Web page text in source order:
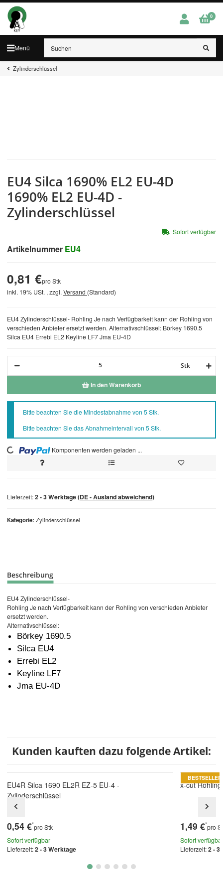
Menü
0
Zylinderschlüssel
EU4 Silca 1690% EL2 EU-4D
1690% EL2 EU-4D -
Zylinderschlüssel
Artikelnummer EU4
Kategorie Zylinderschlüssel
EU4 Zylinderschlüssel- Rohling Je nach Verfügbarkeit kann der Rohling von
verschieden Anbieter ersetzt werden. Alternativschlüssel: Börkey 1690.5
Silca EU4 Errebi EL2 Keyline LF7 Jma EU-4D
0,81 €pro Stk
inkl. 19% USt. , zzgl. Versand (Standard)
Stk
In den Warenkorb
xBitte beachten Sie die Mindestabnahme von 5 Stk.
Bitte beachten Sie das Abnahmeintervall von 5 Stk.
Loading... Komponenten werden geladen ...
Sofort verfügbar
Lieferzeit:2 - 3 Werktage(DE - Ausland abweichend)
Beschreibung
EU4 Zylinderschlüssel-
Rohling Je nach Verfügbarkeit kann der Rohling von verschieden Anbieter
ersetzt werden.
Alternativschlüssel:
Börkey 1690.5
Silca EU4
Errebi EL2
Keyline LF7
Jma EU-4D
Kunden kauften dazu folgende Artikel:
EU4R Silca 1690 EL2R EZ-5 EU-4 -
Zylinderschlüssel
0,54 €*pro Stk
Sofort verfügbar
Lieferzeit:2 - 3 Werktage
BESTSELLER
x-cut
1,49 €*pro
Sofort verfügbar
Lieferzeit:2 - 3